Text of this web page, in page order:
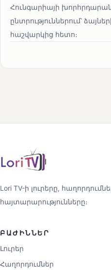
Հունգարիայի
ընտրություններում՝
հաշվարկից հետո։
Lori TV-ի լուրերը,
հայտարարությունները։
ԲԱԺԻՆՆԵՐ
Լուրեր
Հաղորդումներ